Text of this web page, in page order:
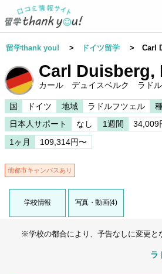
留学thank you! > ドイツ留学 > Carl
Carl Duisberg,
カール デュイスベルク ラドル
国 ドイツ 地域 ラドルフツェル
日本人サポート
なし 1週間
34,009
1ヶ月
109,314円〜
他都市キャンパスあり
学校情報 写真・動画(4)
※学校の都合により、予告なしに変更と
ラ